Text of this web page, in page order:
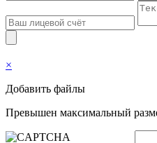
×
Добавить файлы
Превышен максимальный